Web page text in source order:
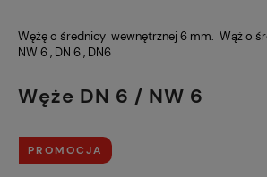
Wężę o średnicy wewnętrznej 6 mm. Wąż o
NW 6 , DN 6 , DN6
Węże DN 6 / NW 6
PROMOCJA